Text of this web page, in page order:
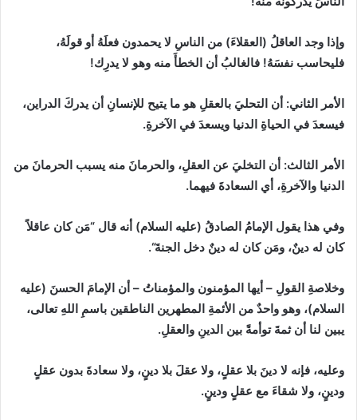
وإذا وجد العاقلُ (العقلاءَ) من الناسِ لا يحمدون فعلَهُ أو قولَهُ،
فليحاسب نفسَهُ! فالغالبُ أن الخطأَ منه وهو لا يدرِك!
الأمر الثاني: أن التحليَ بالعقلِ هو ما يتيح للإنسانِ أن يدركَ الدراين،
فيسعدَ في الحياةِ الدنيا ويسعدَ في الآخرةِ.
الأمر الثالث: أن التخليَ عن العقلِ، والحرمانَ منه يسبب الحرمانَ من
الدنيا والآخرةِ، أي السعادةَ فيهما.
وفي هذا يقول الإمامُ الصادقُ (عليه السلام) أنه قال “مَن كان عاقلاً
كان له دينٌ، ومَن كان له دينٌ دخل الجنةَ“
.
وخلاصةِ القولِ – أيها المؤمنون والمؤمناتُ – أن الإمامَ الحسنَ (عليه
السلام)، وهو واحدٌ من الأئمةِ المطهرين الناطقين باسمِ اللهِ تعالى،
يبين لنا أن ثمةَ توأمةً بين الدينِ والعقلِ.
وعليه، فإنه لا دينَ بلا عقلٍ، ولا عقلَ بلا دينٍ، ولا سعادةَ بدون عقلٍ
ودينٍ، ولا شقاءَ مع عقلٍ ودينٍ.